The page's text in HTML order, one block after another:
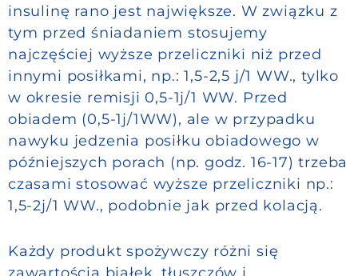
insulinę rano jest największe. W związku z
tym przed śniadaniem stosujemy
najczęściej wyższe przeliczniki niż przed
innymi posiłkami, np.: 1,5-2,5 j/1 WW., tylko
w okresie remisji 0,5-1j/1 WW. Przed
obiadem (0,5-1j/1WW), ale w przypadku
nawyku jedzenia posiłku obiadowego w
późniejszych porach (np. godz. 16-17) trzeba
czasami stosować wyższe przeliczniki np.:
1,5-2j/1 WW., podobnie jak przed kolacją.
Każdy produkt spożywczy różni się